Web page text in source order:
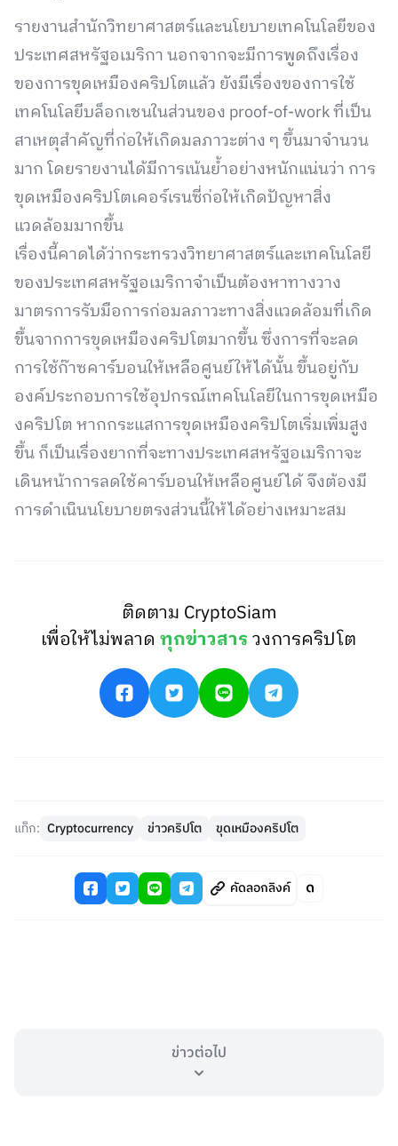
รายงานสำนักวิทยาศาสตร์และนโยบายเทคโนโลยีของ
ประเทศสหรัฐอเมริกา นอกจากจะมีการพูดถึงเรื่อง
ของการขุดเหมืองคริปโตแล้ว ยังมีเรื่องของการใช้
เทคโนโลยีบล็อกเชนในส่วนของ proof-of-work ที่เป็น
สาเหตุสำคัญที่ก่อให้เกิดมลภาวะต่าง ๆ ขึ้นมาจำนวน
มาก โดยรายงานได้มีการเน้นย้ำอย่างหนักแน่นว่า การ
ขุดเหมืองคริปโตเคอร์เรนซี่ก่อให้เกิดปัญหาสิ่ง
แวดล้อมมากขึ้น
เรื่องนี้คาดได้ว่ากระทรวงวิทยาศาสตร์และเทคโนโลยี
ของประเทศสหรัฐอเมริกาจำเป็นต้องหาทางวาง
มาตรการรับมือการก่อมลภาวะทางสิ่งแวดล้อมที่เกิด
ขึ้นจากการขุดเหมืองคริปโตมากขึ้น ซึ่งการที่จะลด
การใช้ก๊าซคาร์บอนให้เหลือศูนย์ให้ได้นั้น ขึ้นอยู่กับ
องค์ประกอบการใช้อุปกรณ์เทคโนโลยีในการขุดเหมือ
งคริปโต หากกระแสการขุดเหมืองคริปโตเริ่มเพิ่มสูง
ขึ้น ก็เป็นเรื่องยากที่จะทางประเทศสหรัฐอเมริกาจะ
เดินหน้าการลดใช้คาร์บอนให้เหลือศูนย์ได้ จึงต้องมี
การดำเนินนโยบายตรงส่วนนี้ให้ได้อย่างเหมาะสม
ติดตาม CryptoSiam
เพื่อให้ไม่พลาดทุกข่าวสารวงการคริปโต
แท็ก: Cryptocurrency ข่าวคริปโต ขุดเหมืองคริปโต
คัดลอกลิงค์
ข่าวต่อไป